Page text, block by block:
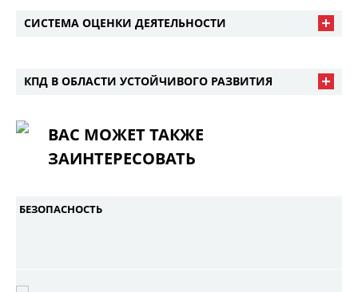
СИСТЕМА ОЦЕНКИ ДЕЯТЕЛЬНОСТИ
КПД В ОБЛАСТИ УСТОЙЧИВОГО РАЗВИТИЯ
ВАС МОЖЕТ ТАКЖЕ
ЗАИНТЕРЕСОВАТЬ
БЕЗОПАСНОСТЬ